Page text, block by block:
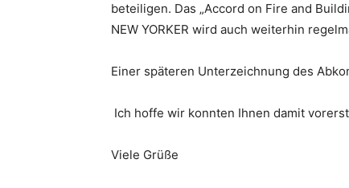
beteiligen. Das „Accord on Fire and
NEW YORKER wird auch weiterhin
Einer späteren Unterzeichnung des
Ich hoffe wir konnten Ihnen damit
Viele Grüße